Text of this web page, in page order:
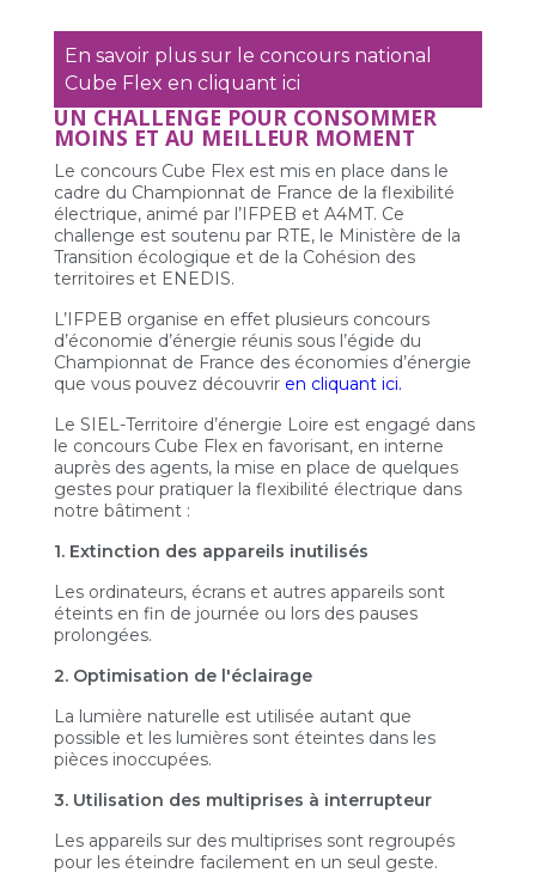
En savoir plus sur le concours national
Cube Flex en cliquant ici
UN CHALLENGE POUR CONSOMMER
MOINS ET AU MEILLEUR MOMENT
Le concours Cube Flex est mis en place dans le
cadre du Championnat de France de la flexibilité
électrique, animé par l’IFPEB et A4MT. Ce
challenge est soutenu par RTE, le Ministère de la
Transition écologique et de la Cohésion des
territoires et ENEDIS.
L’IFPEB organise en effet plusieurs concours
d’économie d’énergie réunis sous l’égide du
Championnat de France des économies d’énergie
que vous pouvez découvrir en cliquant ici.
Le SIEL-Territoire d’énergie Loire est engagé dans
le concours Cube Flex en favorisant, en interne
auprès des agents, la mise en place de quelques
gestes pour pratiquer la flexibilité électrique dans
notre bâtiment :
1. Extinction des appareils inutilisés
Les ordinateurs, écrans et autres appareils sont
éteints en fin de journée ou lors des pauses
prolongées.
2. Optimisation de l'éclairage
La lumière naturelle est utilisée autant que
possible et les lumières sont éteintes dans les
pièces inoccupées.
3. Utilisation des multiprises à interrupteur
Les appareils sur des multiprises sont regroupés
pour les éteindre facilement en un seul geste.